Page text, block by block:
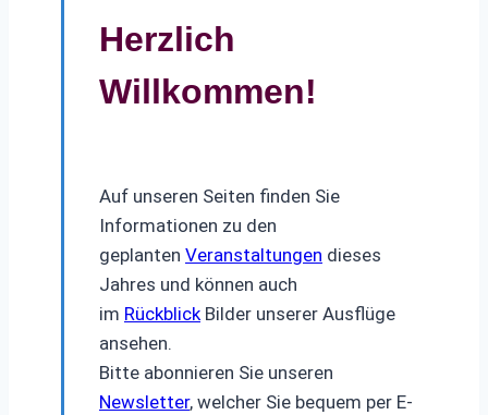
Herzlich
Willkommen!
Auf unseren Seiten finden Sie
Informationen zu den
geplanten Veranstaltungen dieses
Jahres und können auch
im RückblickBilder unserer Ausflüge
ansehen.
Bitte abonnieren Sie unseren
Newsletter, welcher Sie bequem per E-